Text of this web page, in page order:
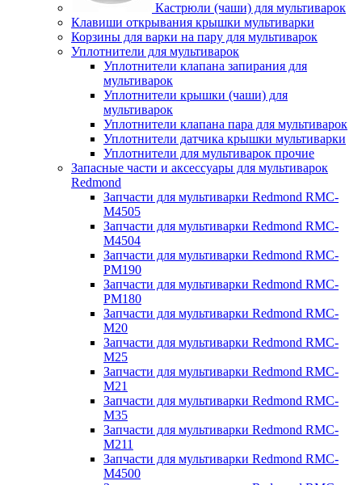
Кастрюли (чаши) для мультиварок
Клавиши открывания крышки мультиварки
Корзины для варки на пару для мультиварок
Уплотнители для мультиварок
Уплотнители клапана запирания для
мультиварок
Уплотнители крышки (чаши) для
мультиварок
Уплотнители клапана пара для мультиварок
Уплотнители датчика крышки мультиварки
Уплотнители для мультиварок прочие
Запасные части и аксессуары для мультиварок
Redmond
Запчасти для мультиварки Redmond RMC-
M4505
Запчасти для мультиварки Redmond RMC-
M4504
Запчасти для мультиварки Redmond RMC-
PM190
Запчасти для мультиварки Redmond RMC-
PM180
Запчасти для мультиварки Redmond RMC-
M20
Запчасти для мультиварки Redmond RMC-
M25
Запчасти для мультиварки Redmond RMC-
M21
Запчасти для мультиварки Redmond RMC-
M35
Запчасти для мультиварки Redmond RMC-
M211
Запчасти для мультиварки Redmond RMC-
M4500